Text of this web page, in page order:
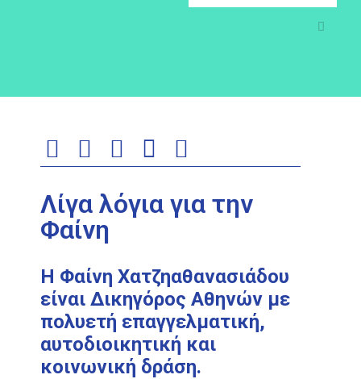
Λίγα λόγια για την
Φαίνη
Η Φαίνη Χατζηαθανασιάδου
είναι Δικηγόρος Αθηνών με
πολυετή επαγγελματική,
αυτοδιοικητική και
κοινωνική δράση.